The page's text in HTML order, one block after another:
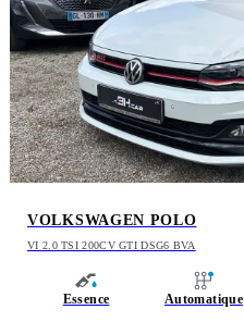
VOLKSWAGEN POLO
VI 2.0 TSI 200CV GTI DSG6 BVA
Essence Automatique